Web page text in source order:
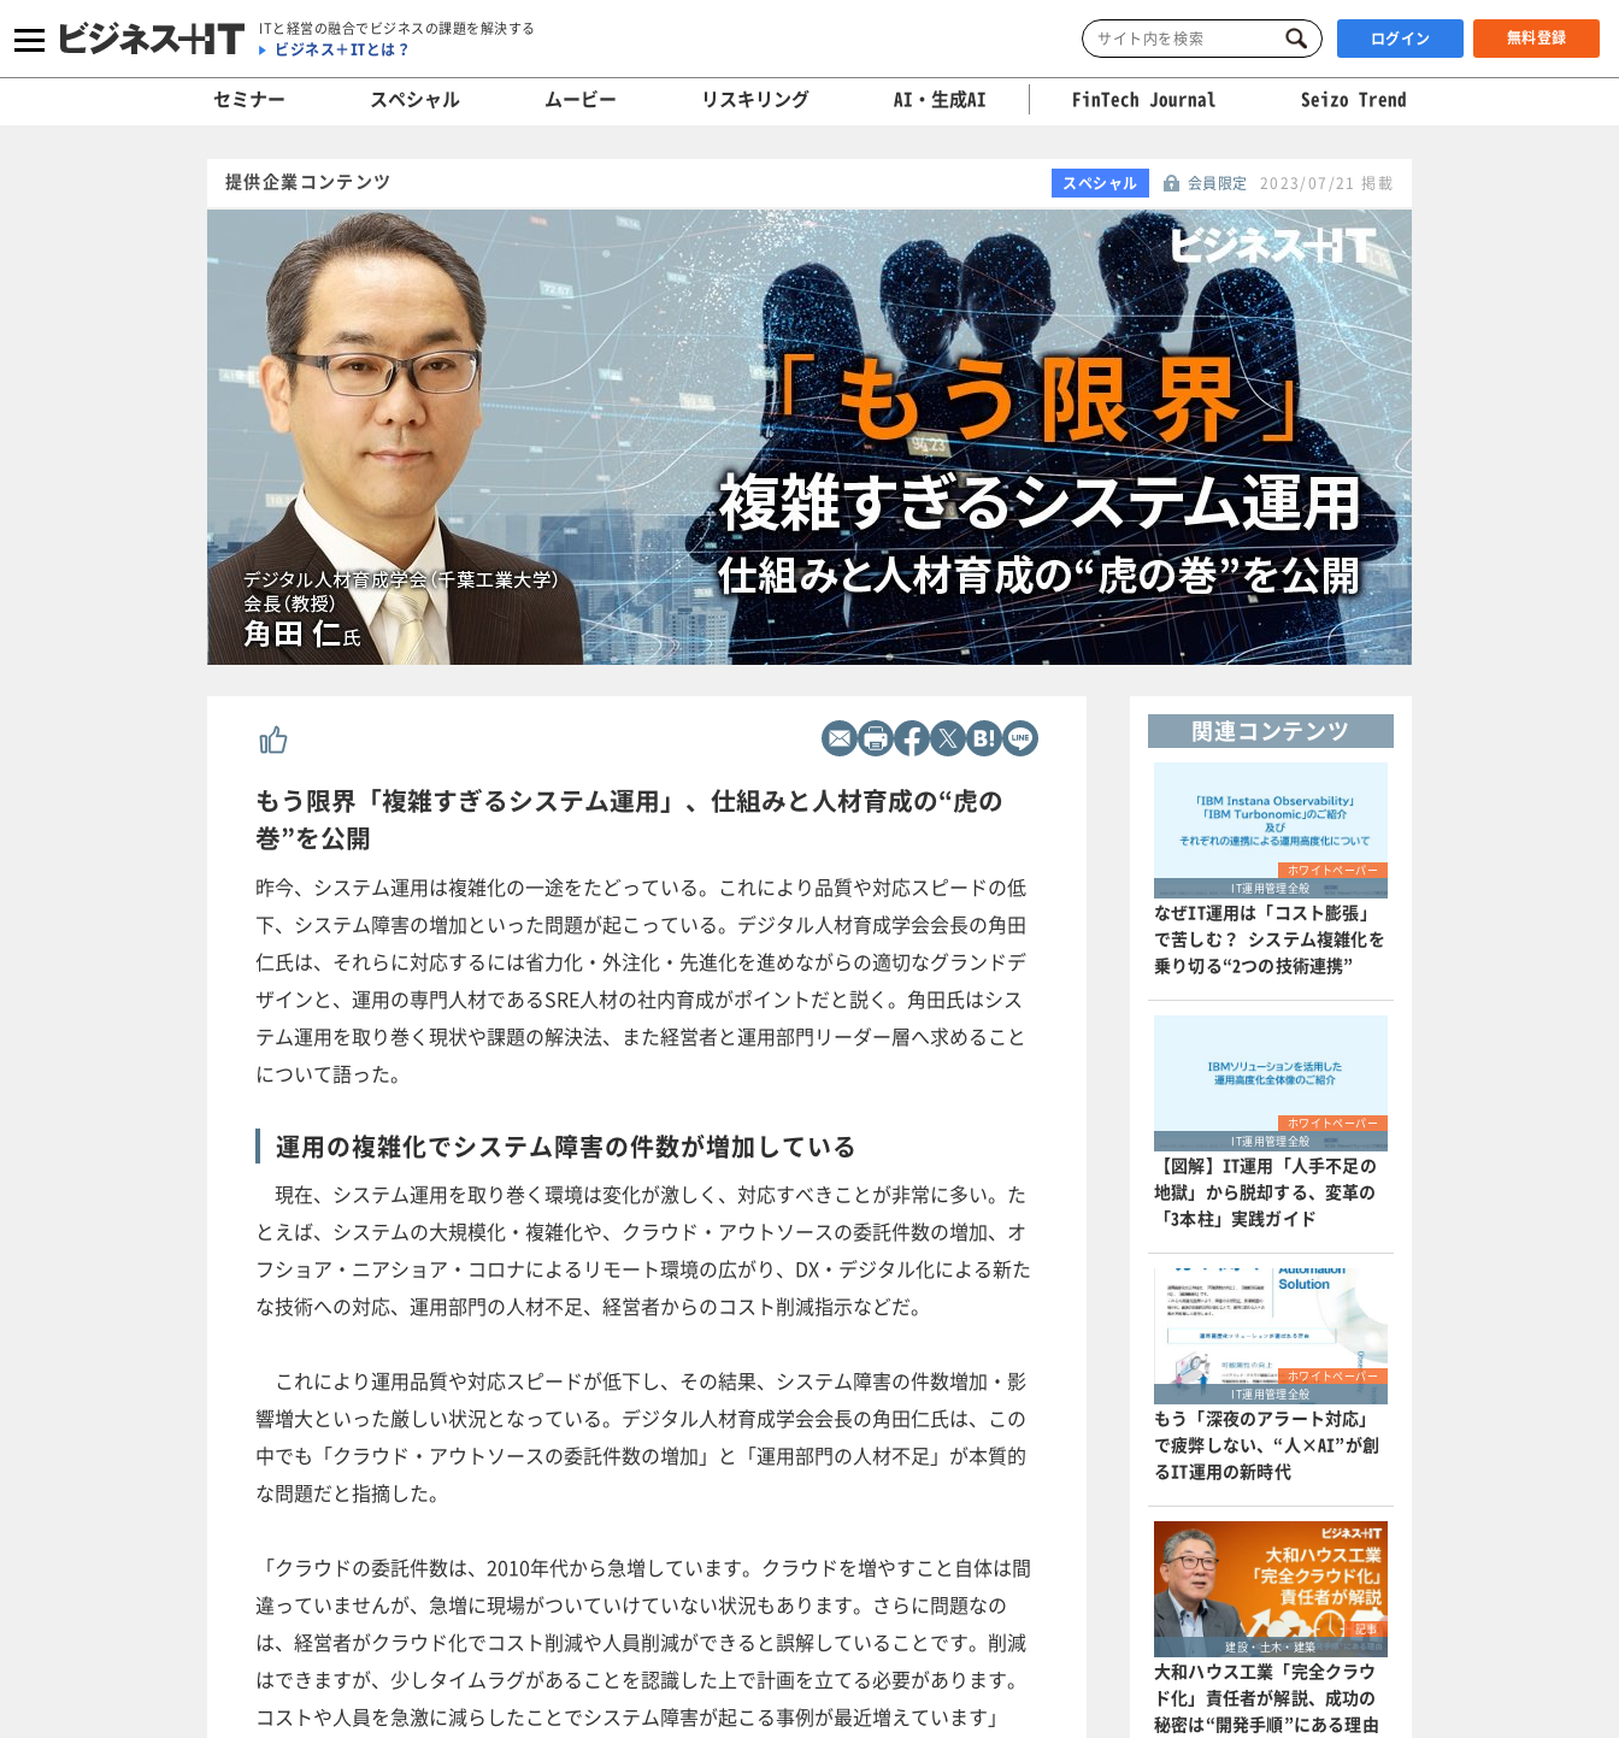
ITと経営の融合でビジネスの課題を解決する
ビジネス＋ITとは？ ログイン 無料登録
セミナー スペシャル ムービー リスキリング AI・生成AI FinTech Journal Seizo Trend
提供企業コンテンツ スペシャル 会員限定 2023/07/21 掲載
もう限界「複雑すぎるシステム運用」、仕組みと人材育成の“虎の
巻”を公開
昨今、システム運用は複雑化の一途をたどっている。これにより品質や対応スピードの低
下、システム障害の増加といった問題が起こっている。デジタル人材育成学会会長の角田
仁氏は、それらに対応するには省力化・外注化・先進化を進めながらの適切なグランドデ
ザインと、運用の専門人材であるSRE人材の社内育成がポイントだと説く。角田氏はシス
テム運用を取り巻く現状や課題の解決法、また経営者と運用部門リーダー層へ求めること
について語った。
運用の複雑化でシステム障害の件数が増加している
現在、システム運用を取り巻く環境は変化が激しく、対応すべきことが非常に多い。た
とえば、システムの大規模化・複雑化や、クラウド・アウトソースの委託件数の増加、オ
フショア・ニアショア・コロナによるリモート環境の広がり、DX・デジタル化による新た
な技術への対応、運用部門の人材不足、経営者からのコスト削減指示などだ。
これにより運用品質や対応スピードが低下し、その結果、システム障害の件数増加・影
響増大といった厳しい状況となっている。デジタル人材育成学会会長の角田仁氏は、この
中でも「クラウド・アウトソースの委託件数の増加」と「運用部門の人材不足」が本質的
な問題だと指摘した。
「クラウドの委託件数は、2010年代から急増しています。クラウドを増やすこと自体は間
違っていませんが、急増に現場がついていけていない状況もあります。さらに問題なの
は、経営者がクラウド化でコスト削減や人員削減ができると誤解していることです。削減
はできますが、少しタイムラグがあることを認識した上で計画を立てる必要があります。
コストや人員を急激に減らしたことでシステム障害が起こる事例が最近増えています」
関連コンテンツ
ホワイトペーパー
IT運用管理全般
なぜIT運用は「コスト膨張」
で苦しむ？ システム複雑化を
乗り切る“2つの技術連携”
ホワイトペーパー
IT運用管理全般
【図解】IT運用「人手不足の
地獄」から脱却する、変革の
「3本柱」実践ガイド
ホワイトペーパー
IT運用管理全般
もう「深夜のアラート対応」
で疲弊しない、“人×AI”が創
るIT運用の新時代
記事
建設・土木・建築
大和ハウス工業「完全クラウ
ド化」責任者が解説、成功の
秘密は“開発手順”にある理由